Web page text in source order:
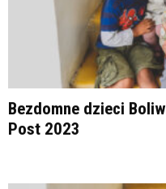
Bezdomne dzieci
Post 2023